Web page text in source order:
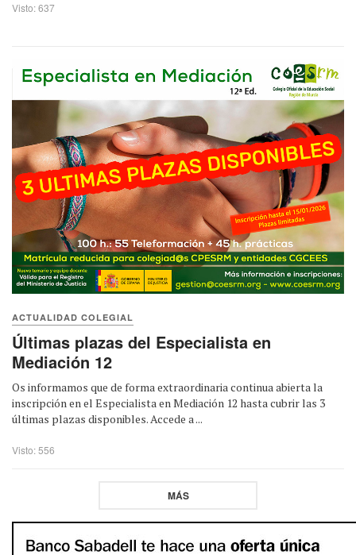
Visto: 637
ACTUALIDAD COLEGIAL
Últimas plazas del Especialista en
Mediación 12
Os informamos que de forma extraordinaria continua abierta la
inscripción en el Especialista en Mediación 12 hasta cubrir las 3
últimas plazas disponibles. Accede a ...
Visto: 556
MÁS